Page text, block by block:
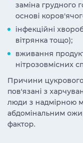
заміна грудного
основі
інфекційні
вітрянка тощо);
вживання
нітрозовмісних
Причини цукрового
пов'язані з
люди з надмірною
абдомінальним
фактор.